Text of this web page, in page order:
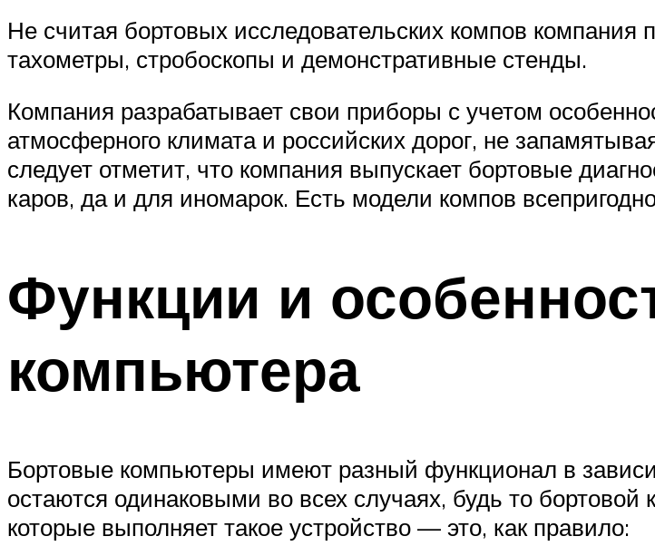
Не считая бортовых исследовательских компов компания
тахометры, стробоскопы и демонстративные стенды.
Компания разрабатывает свои приборы с учетом
атмосферного климата и российских дорог, не
следует отметит, что компания выпускает бортовые
каров, да и для иномарок. Есть модели компов
Функции и
компьютера
Бортовые компьютеры имеют разный функционал в
остаются одинаковыми во всех случаях, будь то
которые выполняет такое устройство — это, как правило: